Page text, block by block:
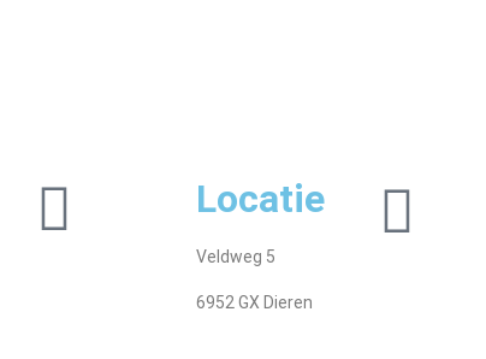
Locatie
Veldweg 5
6952 GX Dieren